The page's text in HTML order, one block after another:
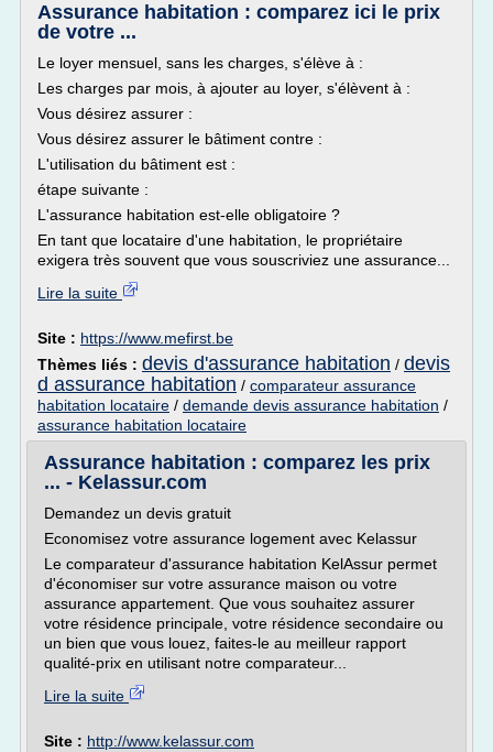
Assurance habitation : comparez ici le prix
de votre ...
Le loyer mensuel, sans les charges, s'élève à :
Les charges par mois, à ajouter au loyer, s'élèvent à :
Vous désirez assurer :
Vous désirez assurer le bâtiment contre :
L'utilisation du bâtiment est :
étape suivante :
L'assurance habitation est-elle obligatoire ?
En tant que locataire d'une habitation, le propriétaire
exigera très souvent que vous souscriviez une assurance...
Lire la suite
Site : https://www.mefirst.be
Thèmes liés : devis d'assurance habitation / devis
d assurance habitation / comparateur assurance
habitation locataire / demande devis assurance habitation /
assurance habitation locataire
Assurance habitation : comparez les prix
... - Kelassur.com
Demandez un devis gratuit
Economisez votre assurance logement avec Kelassur
Le comparateur d'assurance habitation KelAssur permet
d'économiser sur votre assurance maison ou votre
assurance appartement. Que vous souhaitez assurer
votre résidence principale, votre résidence secondaire ou
un bien que vous louez, faites-le au meilleur rapport
qualité-prix en utilisant notre comparateur...
Lire la suite
Site : http://www.kelassur.com